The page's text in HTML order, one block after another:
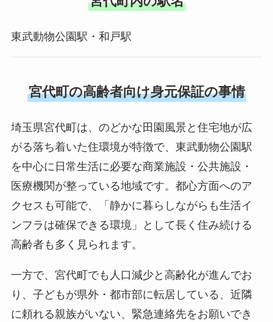
東武動物公園駅・和戸駅
宮代町の高齢者向け身元保証の事情
埼玉県宮代町は、のどかな田園風景と住宅地が広
がる落ち着いた住環境が特徴で、東武動物公園駅
を中心に日常生活に必要な商業施設・公共施設・
医療機関が整っている地域です。都心方面へのア
クセスも可能で、「静かに暮らしながらも生活イ
ンフラは確保できる環境」として長く住み続ける
高齢者も多く見られます。
一方で、宮代町でも人口減少と高齢化が進んでお
り、子どもが県外・都市部に転居している、近隣
に頼れる親族がいない、緊急連絡先をお願いでき